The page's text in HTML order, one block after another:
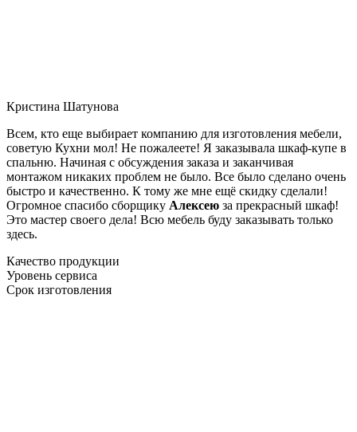
Кристина Шатунова
Всем, кто еще выбирает компанию для изготовления мебели,
советую Кухни мол! Не пожалеете! Я заказывала шкаф-купе в
спальню. Начиная с обсуждения заказа и заканчивая
монтажом никаких проблем не было. Все было сделано очень
быстро и качественно. К тому же мне ещё скидку сделали!
Огромное спасибо сборщику Алексею за прекрасный шкаф!
Это мастер своего дела! Всю мебель буду заказывать только
здесь.
Качество продукции
Уровень сервиса
Срок изготовления